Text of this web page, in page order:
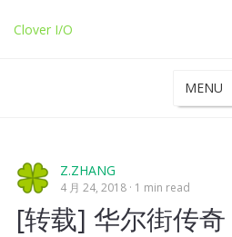
Clover I/O
MENU
Z.ZHANG
4 月 24, 2018 1 min read
[转载] 华尔街传奇